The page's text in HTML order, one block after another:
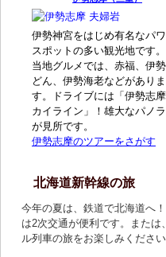
伊勢神宮をはじめ有名なパ
スポットの多い観光地です
当地グルメでは、赤福、伊勢
どん、伊勢海老などがありま
す。ドライブには「伊勢志
カイライン」！雄大なパノ
が見所です。
伊勢志摩のツアーをさがす
北海道新幹線の旅
今年の夏は、鉄道で北海道へ
は2次交通が便利です。また
ル列車の旅をお楽しみください